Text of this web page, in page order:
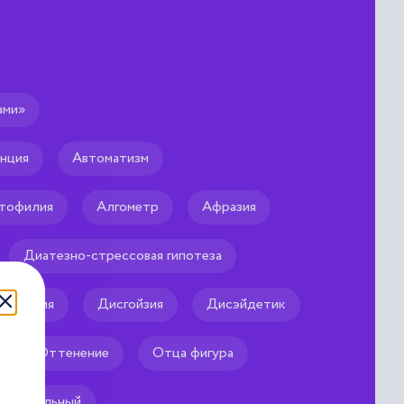
вести половую
Автоматизм
Алгометр Афразия
Диатезно-стрессовая гипотеза
Дисгойзия Дисэйдетик
Оттенение Отца фигура